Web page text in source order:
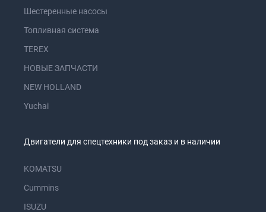
Шестеренные насосы
Топливная система
TEREX
НОВЫЕ ЗАПЧАСТИ
NEW HOLLAND
Yuchai
Двигатели для спецтехники под заказ и в наличии
KOMATSU
Cummins
ISUZU